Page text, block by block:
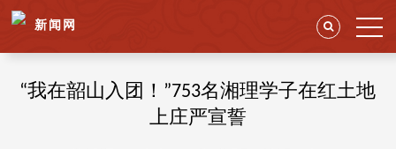
新闻网
“我在韶山入团！”753名湘理学子在红土地
上庄严宣誓